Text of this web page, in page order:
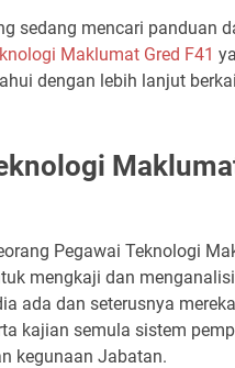
sedang mencari panduan
Maklumat Gred F41
dengan lebih lanjut
Pegawai Teknologi
mengkaji dan
ada dan seterusnya
kajian semula sistem
kegunaan Jabatan.